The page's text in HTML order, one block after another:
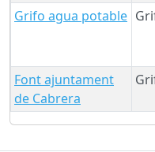
Grifo agua potable
Font ajuntament
de Cabrera